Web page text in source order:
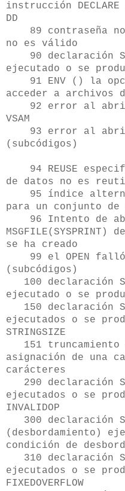
instrucción
DD
89 contraseña no
no es válido
90 declaración
ejecutado o se
91 ENV () la
acceder a archivos
92 error al abrir
VSAM
93 error al abrir
(subcódigos)
94 REUSE
de datos no es
95 índice
para un conjunto de
96 Intento de
MSGFILE(SYSPRINT)
se ha creado
99 el OPEN falló
(subcódigos)
100 declaración
ejecutado o se
150 declaración
ejecutados o se
STRINGSIZE
151 truncamiento
asignación de una
carácteres
290 declaración
ejecutados o se
INVALIDOP
300 declaración
(desbordamiento)
condición de
310 declaración
ejecutados o se
FIXEDOVERFLOW